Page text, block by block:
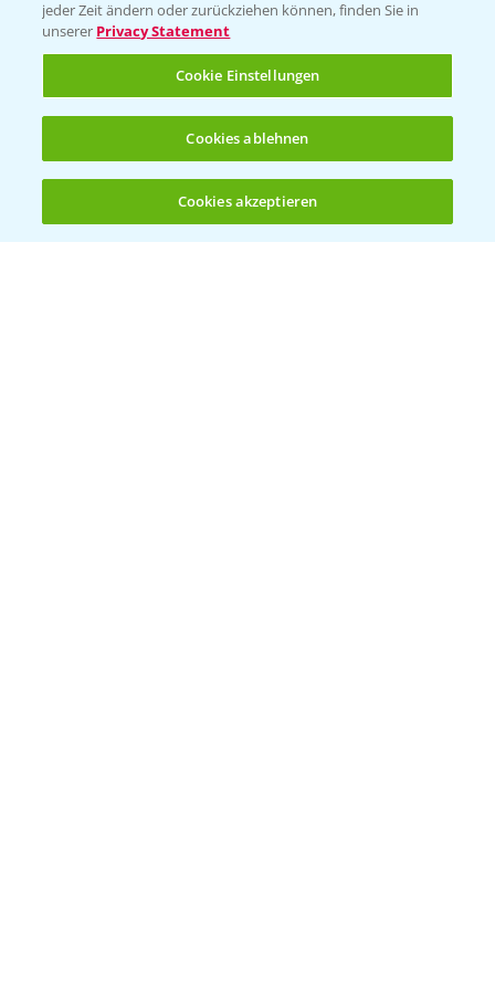
(noch 4)
Infos
LINKS
Apps
Wetter Aktuell
jeder Zeit ändern oder zurückziehen können, finden Sie in
unserer Privacy Statement
Cookie Einstellungen
Cookies ablehnen
Cookies akzeptieren